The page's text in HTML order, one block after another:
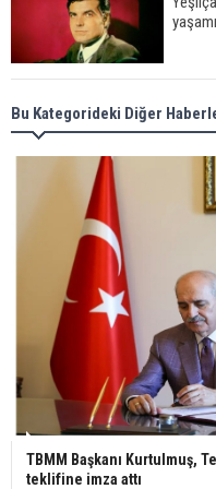
Meral
29
Bilim
Ünlü
Bu Kategorideki Diğer
TBMM Başkanı Kurtulmuş,
teklifine imza attı